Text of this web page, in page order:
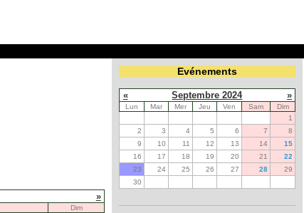
»
Dim
Evénements
« Septembre 2024 »
Lun Mar Mer Jeu Ven Sam
Dim
1
2
3 4 5 6 7
8
9
10 11 12 13 14
15
16
17 18 19 20 21
22
23
24 25 26 27 28
29
30